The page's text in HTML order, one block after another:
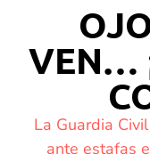
VEN…
La Guardia
ante estafas